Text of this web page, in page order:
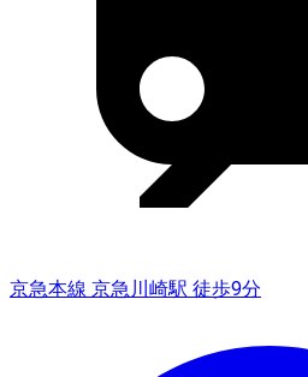
京急本線 京急川崎駅 徒歩9分